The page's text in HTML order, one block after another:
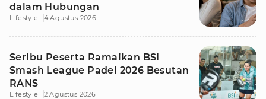
dalam Hubungan
Lifestyle 4 Agustus 2026
Seribu Peserta Ramaikan BSI
Smash League Padel 2026 Besutan
RANS
Lifestyle 2 Agustus 2026